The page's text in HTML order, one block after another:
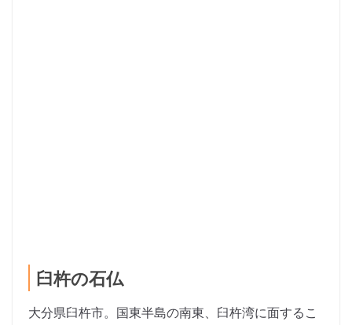
臼杵の石仏
大分県臼杵市。国東半島の南東、臼杵湾に面するこ